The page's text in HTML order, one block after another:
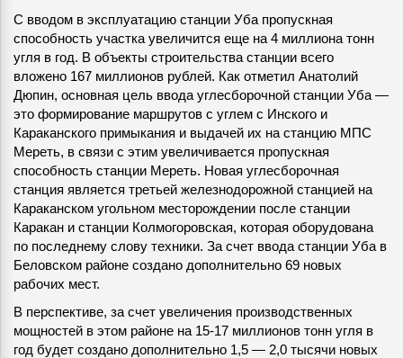
С вводом в эксплуатацию станции Уба пропускная
способность участка увеличится еще на 4 миллиона тонн
угля в год. В объекты строительства станции всего
вложено 167 миллионов рублей. Как отметил Анатолий
Дюпин, основная цель ввода углесборочной станции Уба —
это формирование маршрутов с углем с Инского и
Караканского примыкания и выдачей их на станцию МПС
Мереть, в связи с этим увеличивается пропускная
способность станции Мереть. Новая углесборочная
станция является третьей железнодорожной станцией на
Караканском угольном месторождении после станции
Каракан и станции Колмогоровская, которая оборудована
по последнему слову техники. За счет ввода станции Уба в
Беловском районе создано дополнительно 69 новых
рабочих мест.
В перспективе, за счет увеличения производственных
мощностей в этом районе на 15-17 миллионов тонн угля в
год будет создано дополнительно 1,5 — 2,0 тысячи новых